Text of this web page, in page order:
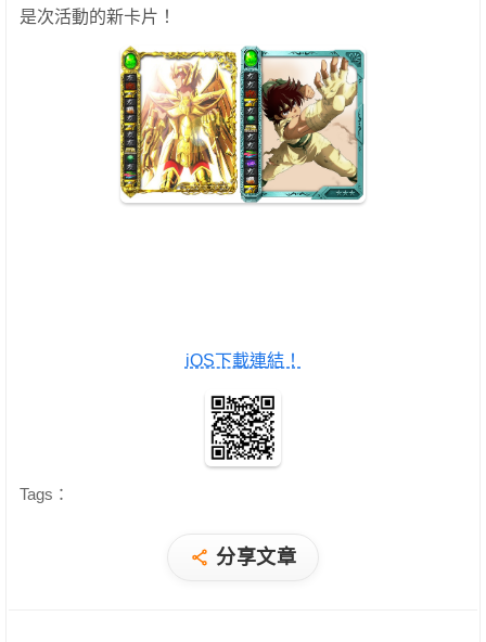
是次活動的新卡片！
iOS下載連結！
Tags：
分享文章